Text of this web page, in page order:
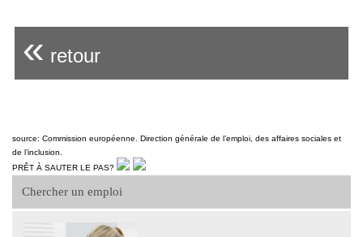
Chercher un emploi
« retour
source: Commission européenne. Direction générale de l’emploi, des affaires sociales et
de l’inclusion.
PRÊT À SAUTER LE PAS?